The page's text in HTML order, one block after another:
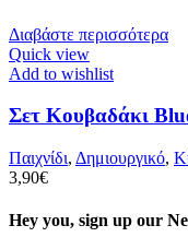
Διαβάστε περισσότερα
Quick view
Add to wishlist
Σετ Κουβαδάκι
Παιχνίδι, Δημιουργικό,
3,90€
Hey you, sign up our